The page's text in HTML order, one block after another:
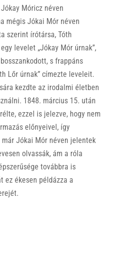
Móricz néven
mégis Jókai Mór néven
szerint írótársa, Tóth
levelet „Jókay Mór úrnak”,
s frappáns
Lőr úrnak” címezte leveleit.
kezdte az irodalmi életben
1848. március 15. után
ezzel is jelezve, hogy nem
előnyeivel, így
Jókai Mór néven jelentek
olvassák, ám a róla
továbbra is
ez ékesen példázza a